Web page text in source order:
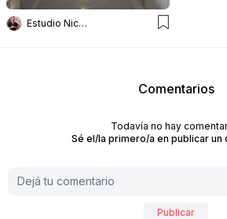
Estudio Nicolás Pierry
Comentarios
Todavía no hay
Sé el/la primero/a en publicar un
Publicar